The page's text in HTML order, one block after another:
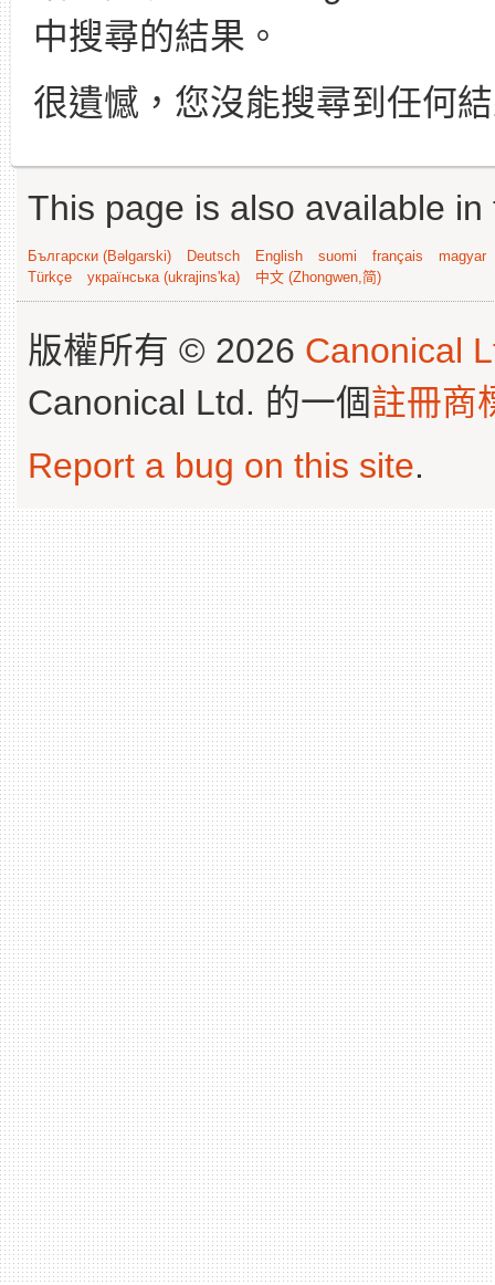
中搜尋的結果。
很遺憾，您沒能搜尋到任何
This page is also available
Български (Bəlgarski) Deutsch English suomi français
magyar
Türkçe
українська (ukrajins'ka) 中文 (Zhongwen,简)
版權所有 © 2026 Canonical
Canonical Ltd. 的一個註冊商
Report a bug on this site.